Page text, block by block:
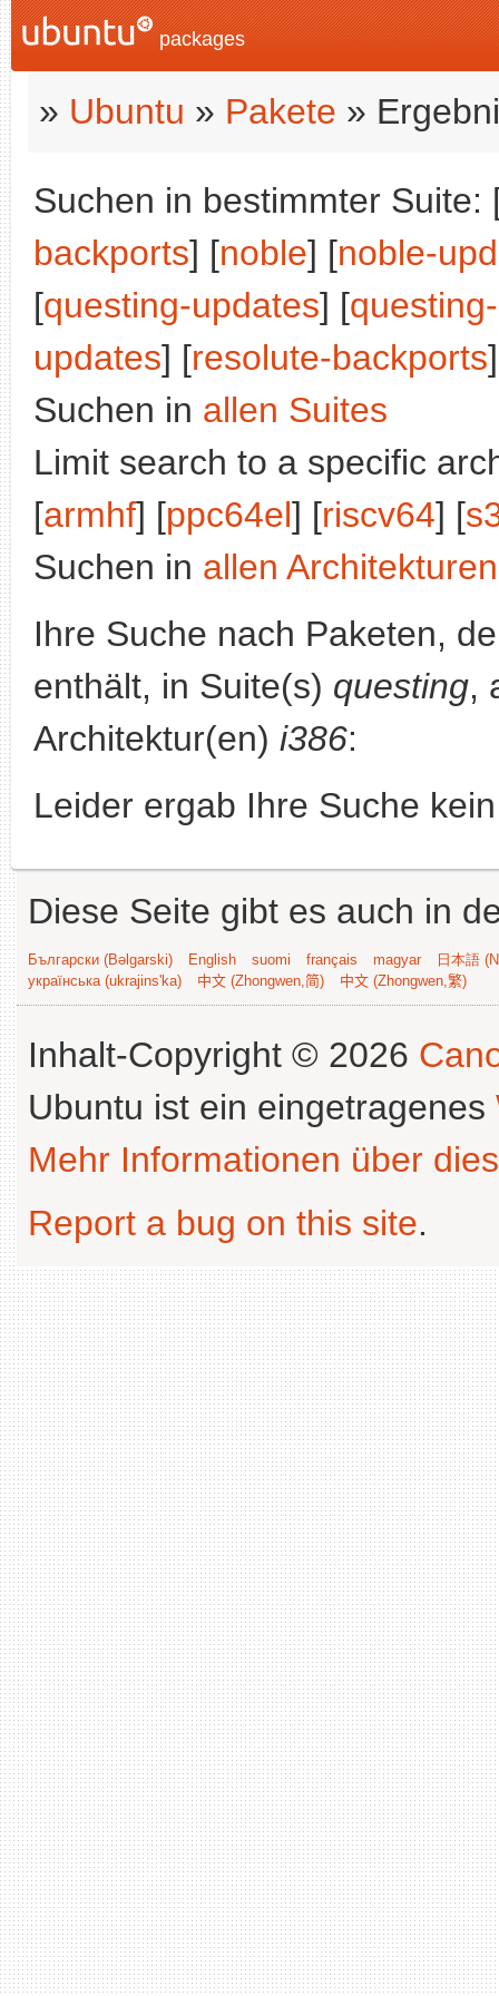
packages
» Ubuntu » Pakete »
Suchen in bestimmter Suite:
backports] [noble] [noble-
[questing-updates] [
updates] [resolute-backports
Suchen in allen Suites
Limit search to a specific
[armhf] [ppc64el] [riscv64] [
Suchen in allen Architekturen
Ihre Suche nach Paketen,
enthält, in Suite(s) questing,
Architektur(en) i386:
Leider ergab Ihre Suche
Diese Seite gibt es auch in
Български (Bəlgarski) English suomi français magyar
日本語
українська (ukrajins'ka)
中文 (Zhongwen,简) 中文 (Zhongwen,繁)
Inhalt-Copyright © 2026
Ubuntu ist ein eingetragenes
Mehr Informationen über
Report a bug on this site.